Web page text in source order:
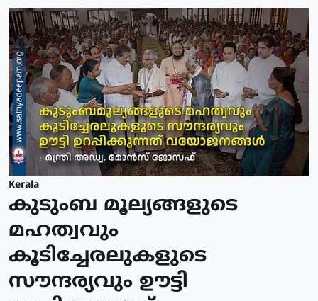
Kerala
കുടുംബ മൂല്യങ്ങളുടെ
മഹത്വവും
കൂടിച്ചേരലുകളുടെ
സൗന്ദര്യവും ഊട്ടി